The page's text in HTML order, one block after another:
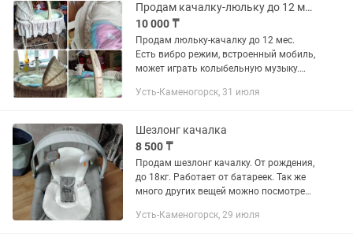
Продам качалку-люльку до 12 мес
10 000 ₸
Продам люльку-качалку до 12 мес.
Есть вибро режим, встроенный мобиль,
может играть колыбельную музыку.
удобна в перемещении из комнаты в
Усть-Каменогорск, 31 июля
Шезлонг качалка
8 500 ₸
Продам шезлонг качалку. От рождения,
до 18кг. Работает от батареек. Так же
много других вещей можно посмотреть
стало_мало2024
Усть-Каменогорск, 29 июля